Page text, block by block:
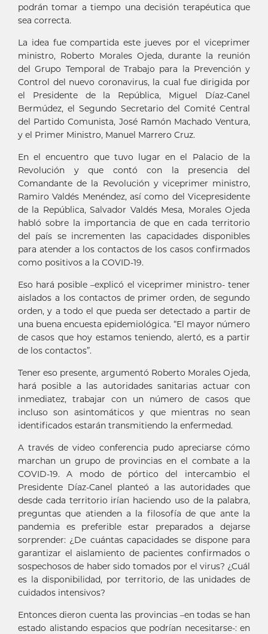
podrán tomar a tiempo una decisión terapéutica que
sea correcta.
La idea fue compartida este jueves por el viceprimer
ministro, Roberto Morales Ojeda, durante la reunión
del Grupo Temporal de Trabajo para la Prevención y
Control del nuevo coronavirus, la cual fue dirigida por
el Presidente de la República, Miguel Díaz-Canel
Bermúdez, el Segundo Secretario del Comité Central
del Partido Comunista, José Ramón Machado Ventura,
y el Primer Ministro, Manuel Marrero Cruz.
En el encuentro que tuvo lugar en el Palacio de la
Revolución y que contó con la presencia del
Comandante de la Revolución y viceprimer ministro,
Ramiro Valdés Menéndez, así como del Vicepresidente
de la República, Salvador Valdés Mesa, Morales Ojeda
habló sobre la importancia de que en cada territorio
del país se incrementen las capacidades disponibles
para atender a los contactos de los casos confirmados
como positivos a la COVID-19.
Eso hará posible –explicó el viceprimer ministro- tener
aislados a los contactos de primer orden, de segundo
orden, y a todo el que pueda ser detectado a partir de
una buena encuesta epidemiológica. “El mayor número
de casos que hoy estamos teniendo, alertó, es a partir
de los contactos”.
Tener eso presente, argumentó Roberto Morales Ojeda,
hará posible a las autoridades sanitarias actuar con
inmediatez, trabajar con un número de casos que
incluso son asintomáticos y que mientras no sean
identificados estarán transmitiendo la enfermedad.
A través de video conferencia pudo apreciarse cómo
marchan un grupo de provincias en el combate a la
COVID-19. A modo de pórtico del intercambio el
Presidente Díaz-Canel planteó a las autoridades que
desde cada territorio irían haciendo uso de la palabra,
preguntas que atienden a la filosofía de que ante la
pandemia es preferible estar preparados a dejarse
sorprender: ¿De cuántas capacidades se dispone para
garantizar el aislamiento de pacientes confirmados o
sospechosos de haber sido tomados por el virus? ¿Cuál
es la disponibilidad, por territorio, de las unidades de
cuidados intensivos?
Entonces dieron cuenta las provincias –en todas se han
estado alistando espacios que podrían necesitarse-: en